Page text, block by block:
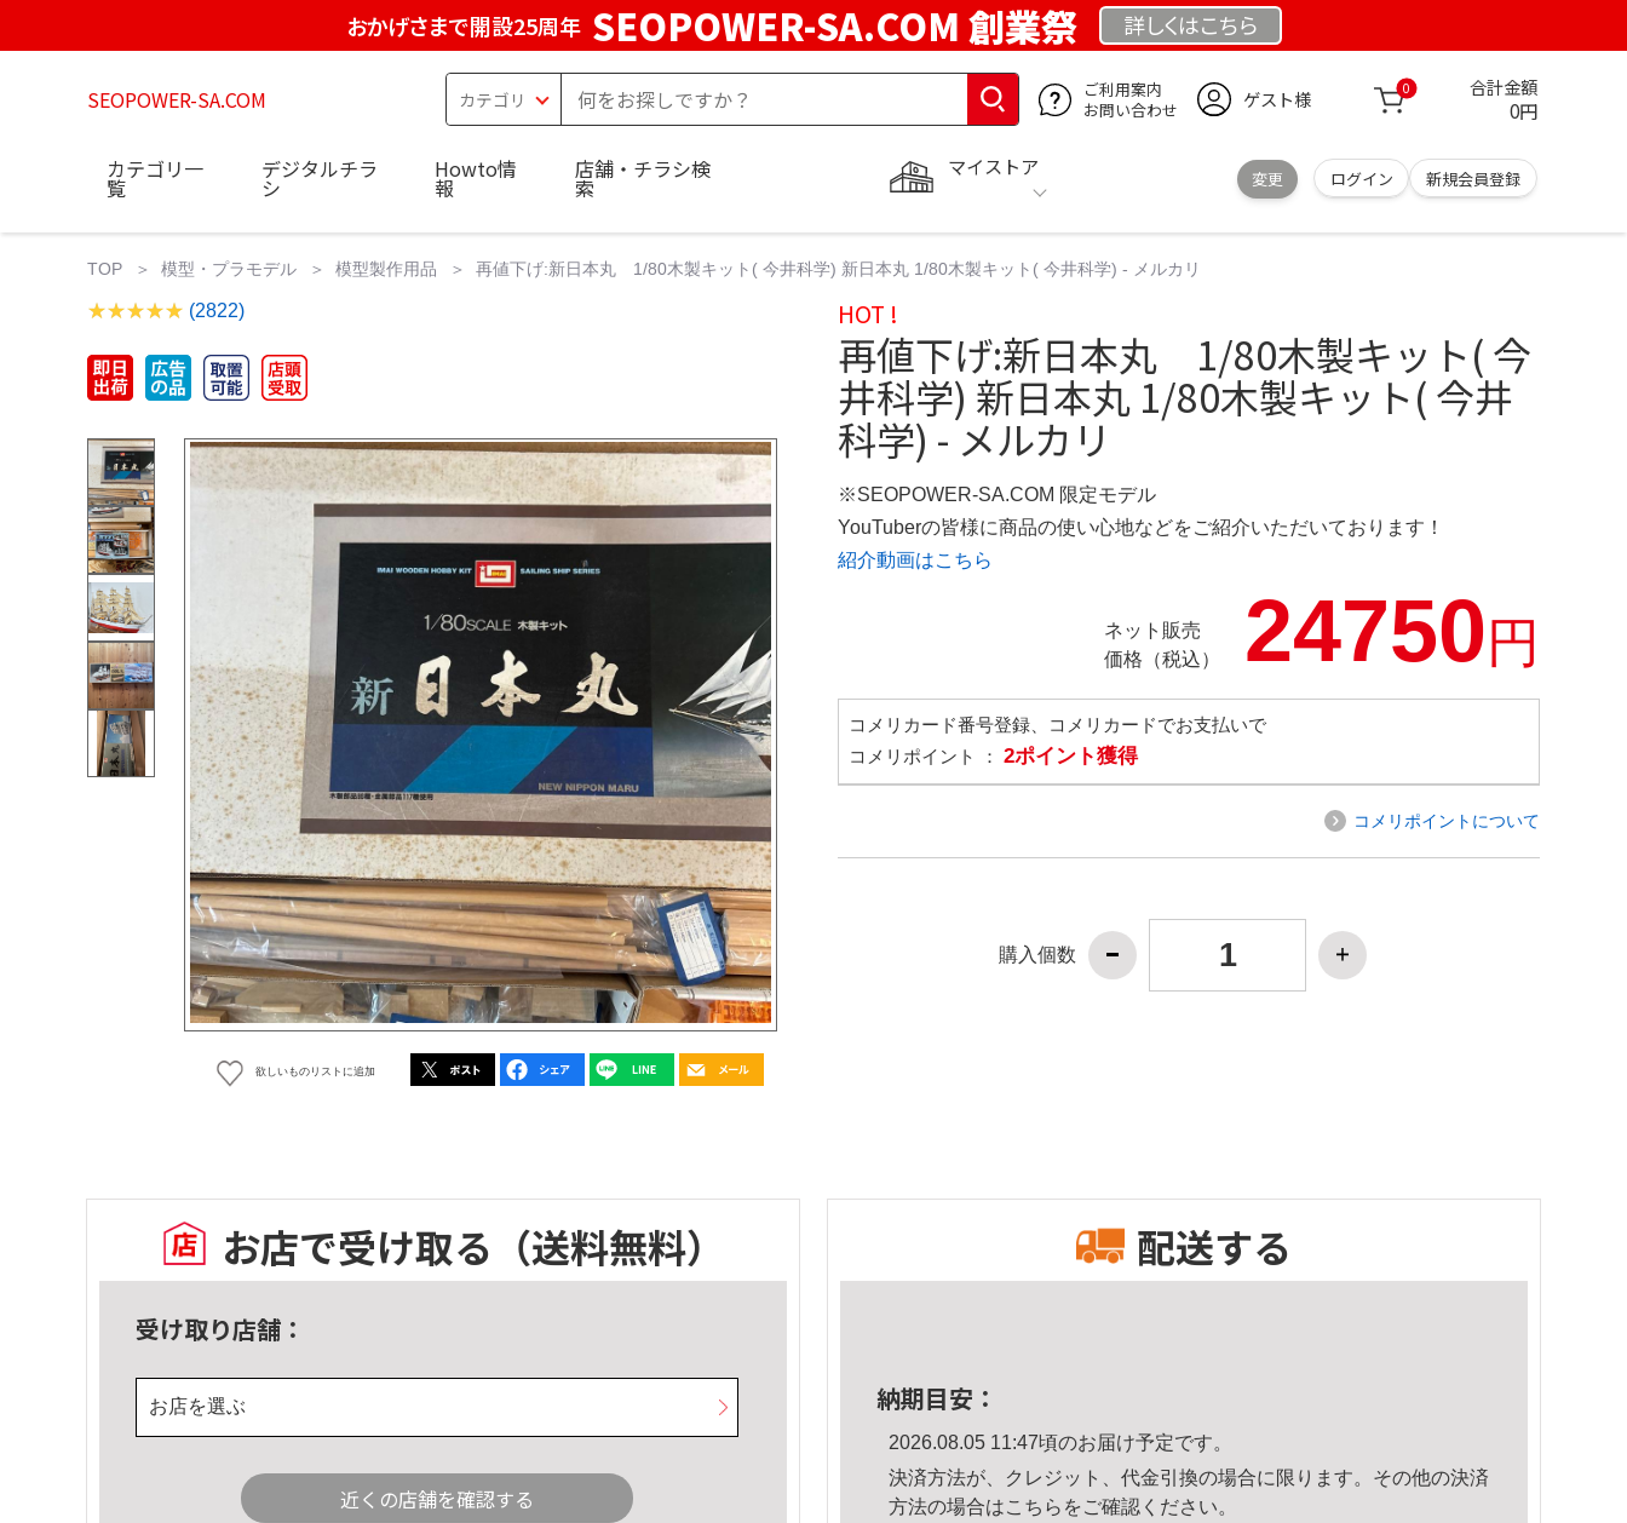
おかげさまで開設25周年 SEOPOWER-SA.COM 創業祭 詳しくはこちら
SEOPOWER-SA.COM
ご利用案内
お問い合わせ
ゲスト様 0 合計金額
0円
マイストア
変更 ログイン 新規会員登録
カテゴリ一
覧
デジタルチラ
シ
Howto情
報
店舗・チラシ検
索
TOP 模型・プラモデル 模型製作用品 再値下げ:新日本丸 1/80木製キット( 今井科学) 新日本丸 1/80木製キット( 今井科学) - メルカリ
(2822)
欲しいものリストに追加
HOT !
再値下げ:新日本丸 1/80木製キット( 今
井科学) 新日本丸 1/80木製キット( 今井
科学) - メルカリ
※SEOPOWER-SA.COM 限定モデル
YouTuberの皆様に商品の使い心地などをご紹介いただいております！
紹介動画はこちら
ネット販売
価格（税込）
24750円
コメリカード番号登録、コメリカードでお支払いで
コメリポイント ： 2ポイント獲得
コメリポイントについて
購入個数
お店で受け取る （送料無料）
受け取り店舗：
お店を選ぶ
近くの店舗を確認する
配送する
納期目安：
2026.08.05 11:47頃のお届け予定です。
決済方法が、クレジット、代金引換の場合に限ります。その他の決済
方法の場合はこちら をご確認ください。